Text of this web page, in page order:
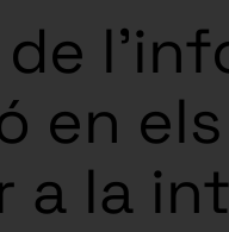
en
a la